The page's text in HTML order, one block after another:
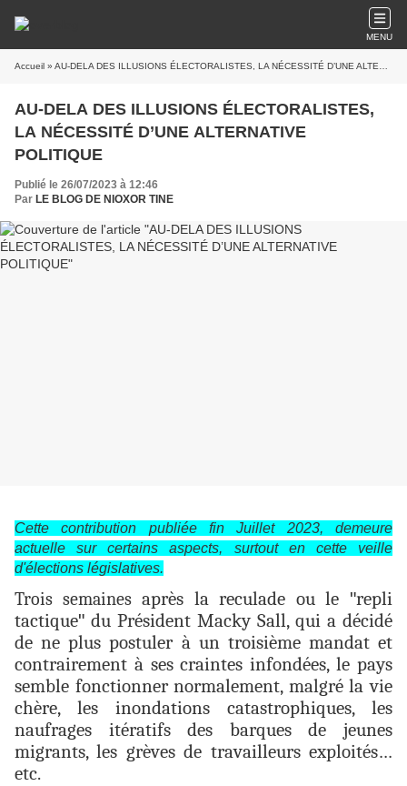
MENU
Accueil » AU-DELA DES ILLUSIONS ÉLECTORALISTES, LA NÉCESSITÉ D’UNE ALTERNATIVE POLITIQUE
AU-DELA DES ILLUSIONS ÉLECTORALISTES,
LA NÉCESSITÉ D’UNE ALTERNATIVE
POLITIQUE
Publié le 26/07/2023 à 12:46
Par LE BLOG DE NIOXOR TINE
Cette contribution publiée fin Juillet 2023, demeure
actuelle sur certains aspects, surtout en cette veille
d'élections législatives.
Trois semainesaprès la reculade ou le "repli
tactique" du Président Macky Sall, qui a décidé
de ne plus postuler à un troisième mandat et
contrairement à ses craintes infondées, le pays
semble fonctionner normalement, malgré la vie
chère, les inondations catastrophiques, les
naufrages itératifs des barques de jeunes
migrants, les grèves de travailleurs exploités…
etc.